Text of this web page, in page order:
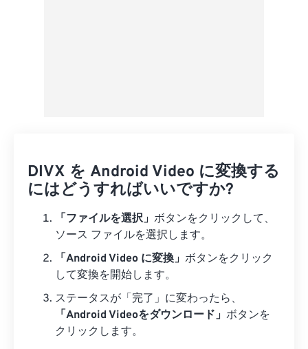
DIVX を Android Video に変換する
にはどうすればいいですか?
「ファイルを選択」 ボタンをクリックして、
ソース ファイルを選択します。
「Android Video に変換」 ボタンをクリック
して変換を開始します。
ステータスが「完了」に変わったら、
「Android Videoをダウンロード」 ボタンを
クリックします。